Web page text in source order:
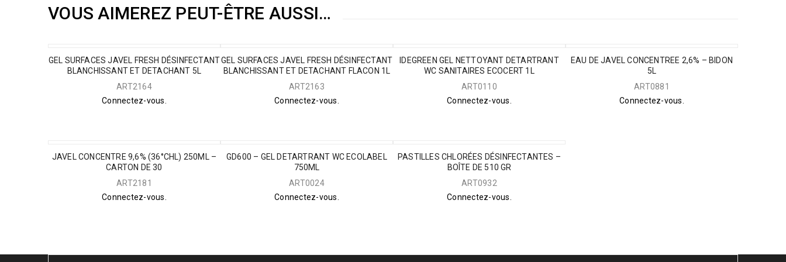
VOUS AIMEREZ PEUT-ÊTRE AUSSI…
GEL SURFACES JAVEL FRESH DÉSINFECTANT
BLANCHISSANT ET DETACHANT 5L
ART2164
Connectez-vous.
GEL SURFACES JAVEL FRESH DÉSINFECTANT
BLANCHISSANT ET DETACHANT FLACON 1L
ART2163
Connectez-vous.
IDEGREEN GEL NETTOYANT DETARTRANT
WC SANITAIRES ECOCERT 1L
ART0110
Connectez-vous.
EAU DE JAVEL CONCENTREE 2,6% – BIDON
5L
ART0881
Connectez-vous.
JAVEL CONCENTRE 9,6% (36°CHL) 250ML –
CARTON DE 30
ART2181
Connectez-vous.
GD600 – GEL DETARTRANT WC ECOLABEL
750ML
ART0024
Connectez-vous.
PASTILLES CHLORÉES DÉSINFECTANTES –
BOÎTE DE 510 GR
ART0932
Connectez-vous.